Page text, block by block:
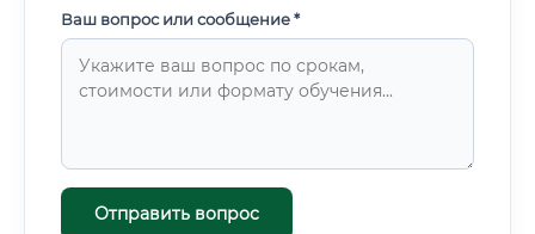
Ваш вопрос или сообщение *
Отправить вопрос